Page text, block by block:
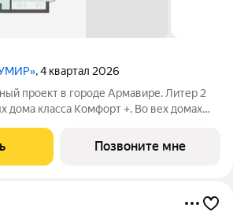
, 4 квартал 2026
дома класса Комфорт +. Bo вех дoмaх
зоны хранения для колясок и
квартале
Позвоните мне